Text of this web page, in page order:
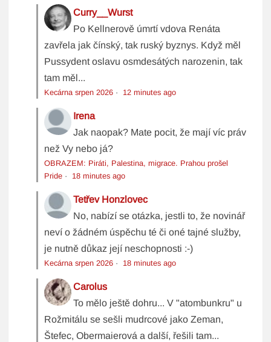
Curry__Wurst
Po Kellnerově úmrtí vdova Renáta
zavřela jak čínský, tak ruský byznys. Když měl
Pussydent oslavu osmdesátých narozenin, tak
tam měl...
Kecárna srpen 2026 · 12 minutes ago
Irena
Jak naopak? Mate pocit, že mají víc práv
než Vy nebo já?
OBRAZEM: Piráti, Palestina, migrace. Prahou prošel
Pride · 18 minutes ago
Tetřev Honzlovec
No, nabízí se otázka, jestli to, že novinář
neví o žádném úspěchu té či oné tajné služby,
je nutně důkaz její neschopnosti :-)
Kecárna srpen 2026 · 18 minutes ago
Carolus
To mělo ještě dohru... V "atombunkru" u
Rožmitálu se sešli mudrcové jako Zeman,
Štefec, Obermaierová a další, řešili tam...